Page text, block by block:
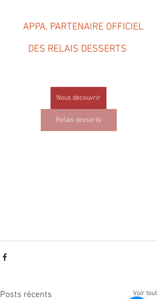
     APPA, PARTENAIRE OFFICIEL
DES RELAIS DESSERTS
Nous découvrir
Relais desserts
Posts récents Voir tout